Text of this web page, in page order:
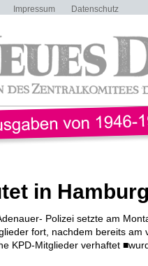
Impressum Datenschutz
in
Polizei setzte am
fort, nachdem bereits am
KPD-Mitglieder verhaftet